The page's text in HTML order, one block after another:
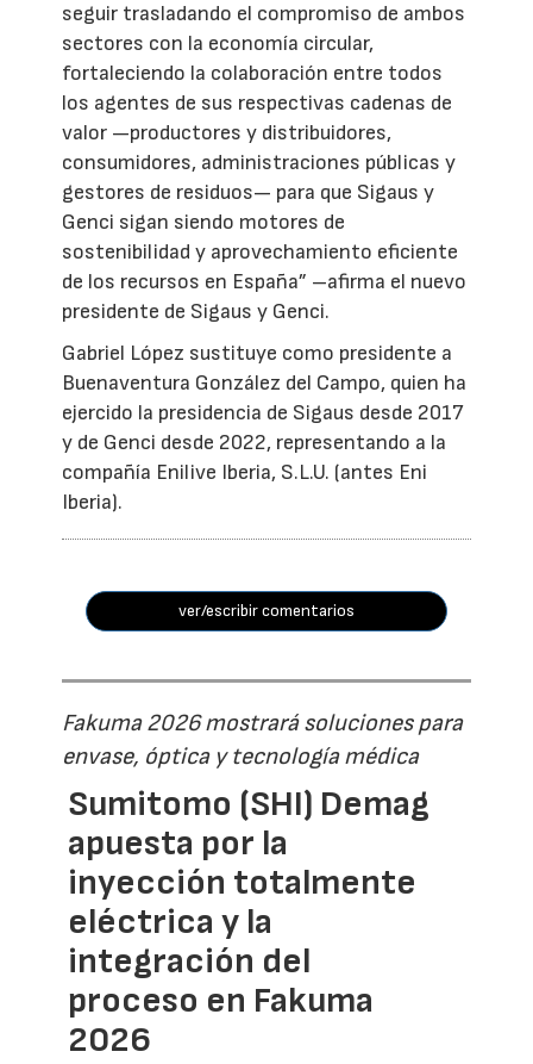
seguir trasladando el compromiso de ambos
sectores con la economía circular,
fortaleciendo la colaboración entre todos
los agentes de sus respectivas cadenas de
valor —productores y distribuidores,
consumidores, administraciones públicas y
gestores de residuos— para que Sigaus y
Genci sigan siendo motores de
sostenibilidad y aprovechamiento eficiente
de los recursos en España” –afirma el nuevo
presidente de Sigaus y Genci.
Gabriel López sustituye como presidente a
Buenaventura González del Campo, quien ha
ejercido la presidencia de Sigaus desde 2017
y de Genci desde 2022, representando a la
compañía Enilive Iberia, S.L.U. (antes Eni
Iberia).
ver/escribir comentarios
Fakuma 2026 mostrará soluciones para
envase, óptica y tecnología médica
Sumitomo (SHI) Demag
apuesta por la
inyección totalmente
eléctrica y la
integración del
proceso en Fakuma
2026